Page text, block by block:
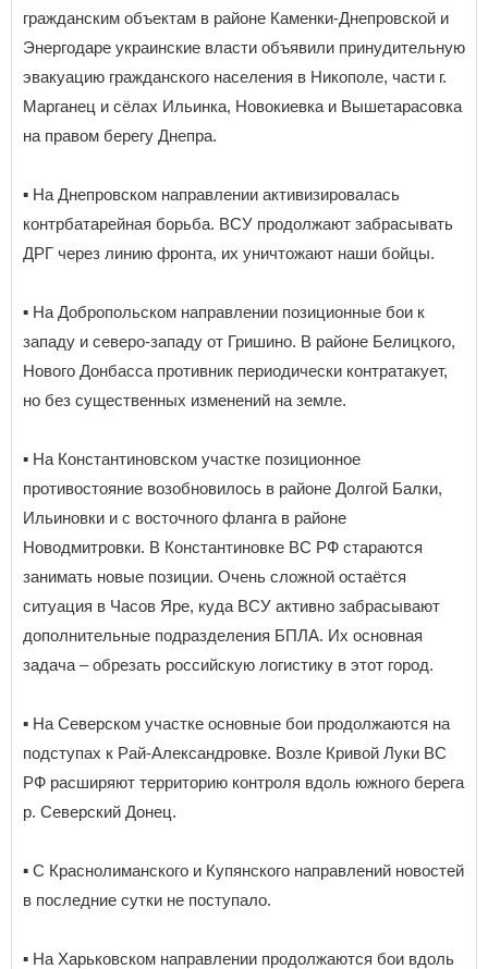
гражданским объектам в районе Каменки-Днепровской и
Энергодаре украинские власти объявили принудительную
эвакуацию гражданского населения в Никополе, части г.
Марганец и сёлах Ильинка, Новокиевка и Вышетарасовка
на правом берегу Днепра.
▪️ На Днепровском направлении активизировалась
контрбатарейная борьба. ВСУ продолжают забрасывать
ДРГ через линию фронта, их уничтожают наши бойцы.
▪️ На Добропольском направлении позиционные бои к
западу и северо-западу от Гришино. В районе Белицкого,
Нового Донбасса противник периодически контратакует,
но без существенных изменений на земле.
▪️ На Константиновском участке позиционное
противостояние возобновилось в районе Долгой Балки,
Ильиновки и с восточного фланга в районе
Новодмитровки. В Константиновке ВС РФ стараются
занимать новые позиции. Очень сложной остаётся
ситуация в Часов Яре, куда ВСУ активно забрасывают
дополнительные подразделения БПЛА. Их основная
задача – обрезать российскую логистику в этот город.
▪️ На Северском участке основные бои продолжаются на
подступах к Рай-Александровке. Возле Кривой Луки ВС
РФ расширяют территорию контроля вдоль южного берега
р. Северский Донец.
▪️ С Краснолиманского и Купянского направлений новостей
в последние сутки не поступало.
▪️ На Харьковском направлении продолжаются бои вдоль